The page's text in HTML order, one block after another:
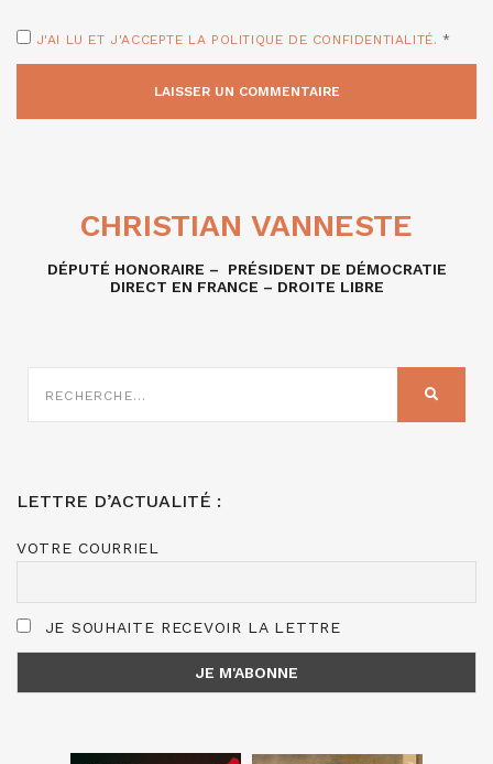
J'AI LU ET J'ACCEPTE LA POLITIQUE DE CONFIDENTIALITÉ. *
CHRISTIAN VANNESTE
DÉPUTÉ HONORAIRE – PRÉSIDENT DE DÉMOCRATIE
DIRECT EN FRANCE – DROITE LIBRE
SUR
LETTRE D’ACTUALITÉ :
VOTRE COURRIEL
JE SOUHAITE RECEVOIR LA LETTRE